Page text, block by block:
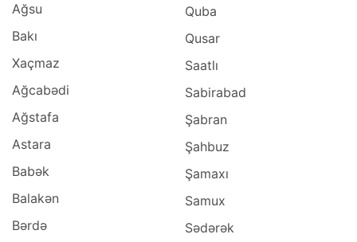
Ağsu
Bakı
Xaçmaz
Ağcabədi
Ağstafa
Astara
Babək
Balakən
Bərdə
Quba
Qusar
Saatlı
Sabirabad
Şabran
Şahbuz
Şamaxı
Samux
Sədərək